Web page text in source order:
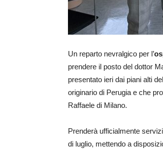
Un reparto nevralgico per l’
prendere il posto del dottor
presentato ieri dai piani alti
originario di Perugia e che
Raffaele di Milano.
Prenderà ufficialmente
di luglio, mettendo a